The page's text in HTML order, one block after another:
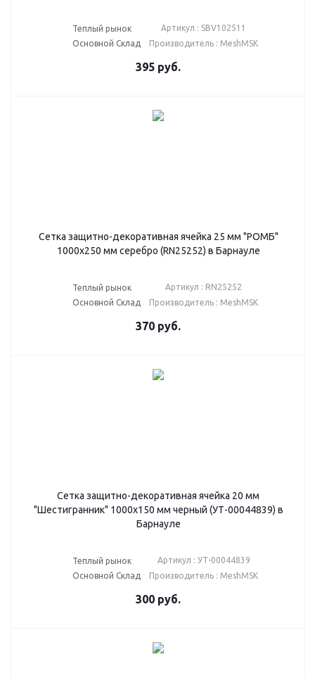
Теплый рынок
Основной Склад
Артикул : SBV102511
Производитель : MeshMSK
395 руб.
Сетка защитно-декоративная ячейка 25 мм "РОМБ"
1000х250 мм серебро (RN25252) в Барнауле
Теплый рынок
Основной Склад
Артикул : RN25252
Производитель : MeshMSK
370 руб.
Сетка защитно-декоративная ячейка 20 мм
"Шестигранник" 1000х150 мм черный (УТ-00044839) в
Барнауле
Теплый рынок
Основной Склад
Артикул : УТ-00044839
Производитель : MeshMSK
300 руб.